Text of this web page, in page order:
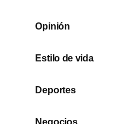
Opinión
Estilo de vida
Deportes
Negocios